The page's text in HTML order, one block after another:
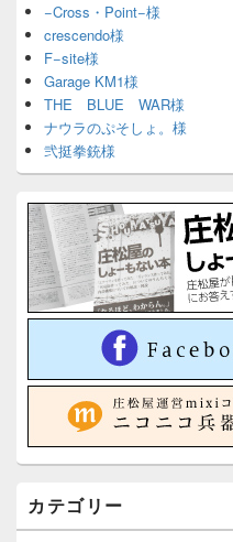
−Cross・Point−様
crescendo様
F−site様
Garage KM1様
THE BLUE WAR様
ナウラのぷそしょ。様
弐挺拳銃様
カテゴリー